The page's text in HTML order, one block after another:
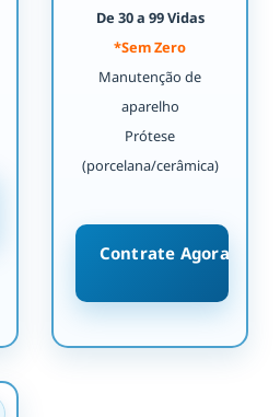
De 30 a 99 Vidas
*Sem Zero
Manutenção de
aparelho
Prótese
(porcelana/cerâmica)
Contrate Agora